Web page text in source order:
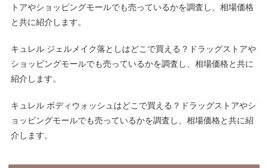
トアやショッピングモールでも売っているかを調査し、相場価格
と共に紹介します。
キュレル ジェルメイク落としはどこで買える？ドラッグストアや
ショッピングモールでも売っているかを調査し、相場価格と共に
紹介します。
キュレル ボディウォッシュはどこで買える？ドラッグストアやシ
ョッピングモールでも売っているかを調査し、相場価格と共に紹
介します。